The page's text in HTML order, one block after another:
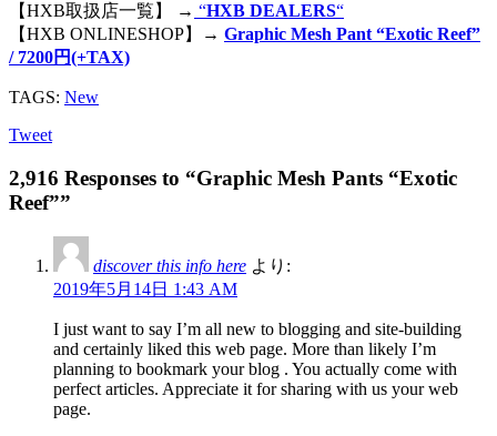
【HXB取扱店一覧】 → “HXB DEALERS“
【HXB ONLINESHOP】→ Graphic Mesh Pant “Exotic Reef”
/ 7200円(+TAX)
TAGS: New
Tweet
2,916 Responses to “Graphic Mesh Pants “Exotic
Reef””
discover this info here より:
2019年5月14日 1:43 AM
I just want to say I’m all new to blogging and site-building
and certainly liked this web page. More than likely I’m
planning to bookmark your blog . You actually come with
perfect articles. Appreciate it for sharing with us your web
page.